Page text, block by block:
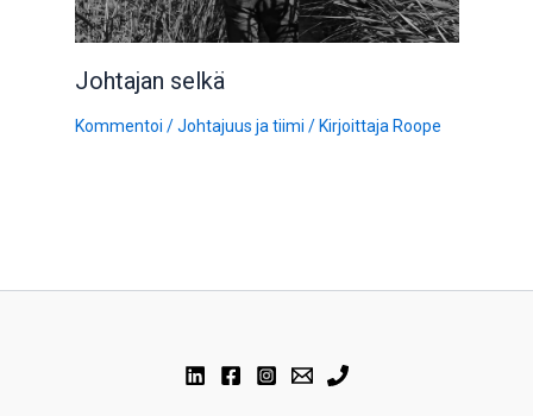
Johtajan selkä
Kommentoi /Johtajuus ja tiimi / Kirjoittaja Roope